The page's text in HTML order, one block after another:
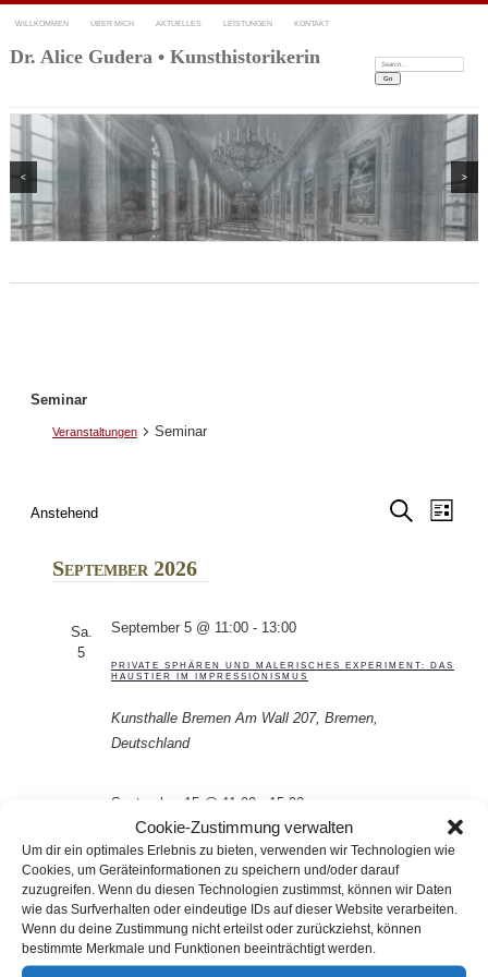
Cookie-Zustimmung verwalten
Um dir ein optimales Erlebnis zu bieten, verwenden wir Technologien wie
Cookies, um Geräteinformationen zu speichern und/oder darauf
zuzugreifen. Wenn du diesen Technologien zustimmst, können wir Daten
wie das Surfverhalten oder eindeutige IDs auf dieser Website verarbeiten.
Wenn du deine Zustimmung nicht erteilst oder zurückziehst, können
bestimmte Merkmale und Funktionen beeinträchtigt werden.
WILLKOMMEN ÜBER MICH AKTUELLES LEISTUNGEN KONTAKT
Dr. Alice Gudera • Kunsthistorikerin Search:
< >
Seminar
Veranstaltungen Seminar
Veranstaltungen
Veranstaltungen
Suche
Liste
Anstehend
September 2026
Sa.
5
PRIVATE SPHÄREN UND MALERISCHES EXPERIMENT: DAS
HAUSTIER IM IMPRESSIONISMUS
September 5 @ 11:00- 13:00
Kunsthalle BremenAm Wall 207, Bremen,
Deutschland
KUNST. TEIL VIII – FAUVISMUS UND KUBISMUS
September 15 @ 11:00- 15:00
Hamburger KunsthalleGlockengießerwall, Hamburg,
Deutschland